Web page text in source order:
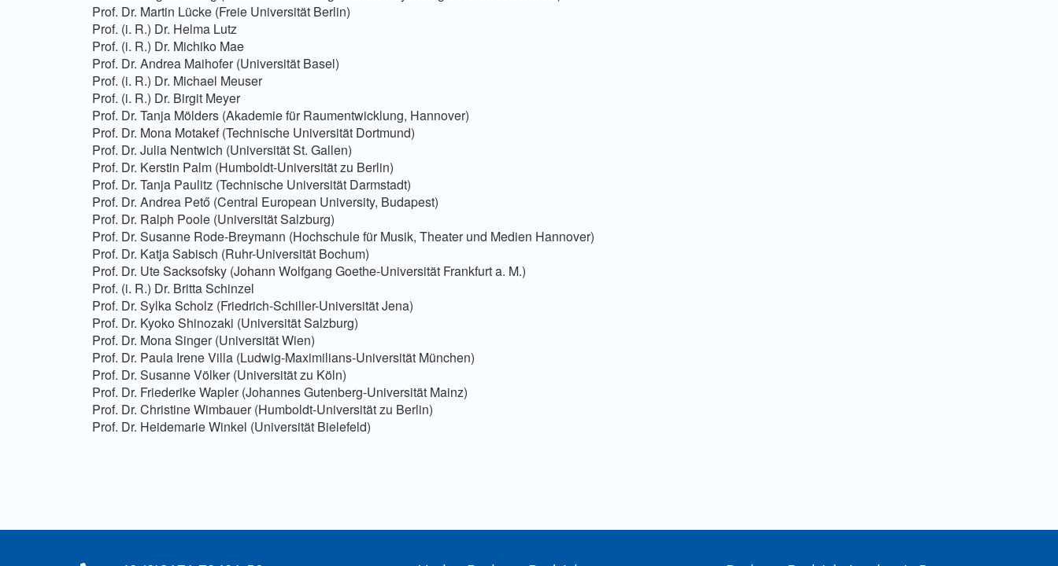
Prof. Dr. Martin Lücke (Freie Universität Berlin)
Prof. (i. R.) Dr. Helma Lutz
Prof. (i. R.) Dr. Michiko Mae
Prof. Dr. Andrea Maihofer (Universität Basel)
Prof. (i. R.) Dr. Michael Meuser
Prof. (i. R.) Dr. Birgit Meyer
Prof. Dr. Tanja Mölders (Akademie für Raumentwicklung, Hannover)
Prof. Dr. Mona Motakef (Technische Universität Dortmund)
Prof. Dr. Julia Nentwich (Universität St. Gallen)
Prof. Dr. Kerstin Palm (Humboldt-Universität zu Berlin)
Prof. Dr. Tanja Paulitz (Technische Universität Darmstadt)
Prof. Dr. Andrea Pető (Central European University, Budapest)
Prof. Dr. Ralph Poole (Universität Salzburg)
Prof. Dr. Susanne Rode-Breymann (Hochschule für Musik, Theater und Medien Hannover)
Prof. Dr. Katja Sabisch (Ruhr-Universität Bochum)
Prof. Dr. Ute Sacksofsky (Johann Wolfgang Goethe-Universität Frankfurt a. M.)
Prof. (i. R.) Dr. Britta Schinzel
Prof. Dr. Sylka Scholz (Friedrich-Schiller-Universität Jena)
Prof. Dr. Kyoko Shinozaki (Universität Salzburg)
Prof. Dr. Mona Singer (Universität Wien)
Prof. Dr. Paula Irene Villa (Ludwig-Maximilians-Universität München)
Prof. Dr. Susanne Völker (Universität zu Köln)
Prof. Dr. Friederike Wapler (Johannes Gutenberg-Universität Mainz)
Prof. Dr. Christine Wimbauer (Humboldt-Universität zu Berlin)
Prof. Dr. Heidemarie Winkel (Universität Bielefeld)